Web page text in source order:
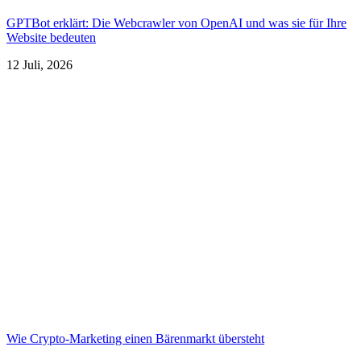
GPTBot erklärt: Die Webcrawler von OpenAI und was sie für Ihre
Website bedeuten
12 Juli, 2026
Wie Crypto-Marketing einen Bärenmarkt übersteht